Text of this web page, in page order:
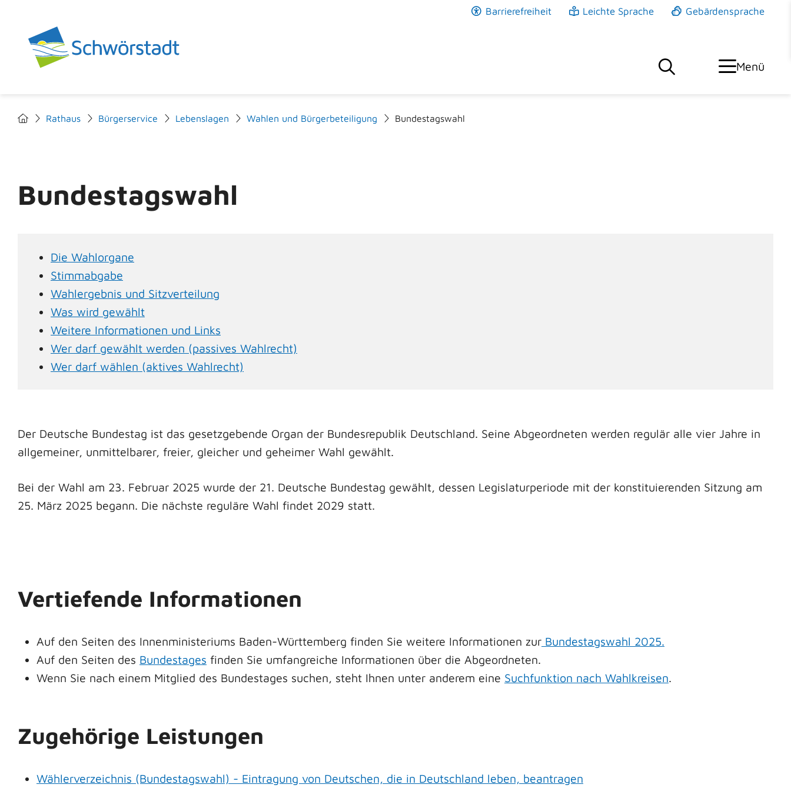
Barrierefreiheit Leichte Sprache Gebärdensprache
Menü
Rathaus Bürgerservice Lebenslagen Wahlen und Bürgerbeteiligung Bundestagswahl
Bundestagswahl
Die Wahlorgane
Stimmabgabe
Wahlergebnis und Sitzverteilung
Was wird gewählt
Weitere Informationen und Links
Wer darf gewählt werden (passives Wahlrecht)
Wer darf wählen (aktives Wahlrecht)
Der Deutsche Bundestag ist das gesetzgebende Organ der Bundesrepublik Deutschland. Seine Abgeordneten werden regulär alle vier Jahre in
allgemeiner, unmittelbarer, freier, gleicher und geheimer Wahl gewählt.
Bei der Wahl am 23. Februar 2025 wurde der 21. Deutsche Bundestag gewählt, dessen Legislaturperiode mit der konstituierenden Sitzung am
25. März 2025 begann. Die nächste reguläre Wahl findet 2029 statt.
Vertiefende Informationen
Auf den Seiten des Innenministeriums Baden-Württemberg finden Sie weitere Informationen zur Bundestagswahl 2025.
Auf den Seiten des Bundestages finden Sie umfangreiche Informationen über die Abgeordneten.
Wenn Sie nach einem Mitglied des Bundestages suchen, steht Ihnen unter anderem eine Suchfunktion nach Wahlkreisen.
Zugehörige Leistungen
Wählerverzeichnis (Bundestagswahl) - Eintragung von Deutschen, die in Deutschland leben, beantragen